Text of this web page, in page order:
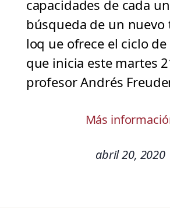
capacidades de cada
búsqueda de un nuevo
loq ue ofrece el ciclo
que inicia este martes
profesor Andrés
Más
abril 20, 2020